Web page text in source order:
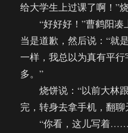
给大学生上过课了啊！”
“好好好！”曹鹤阳凑
当是道歉，然后说：“
一样，我总以为真有平
多。”
烧饼说：“以前大林跟
完，转身去拿手机，翻聊
“你看，这儿写着……”